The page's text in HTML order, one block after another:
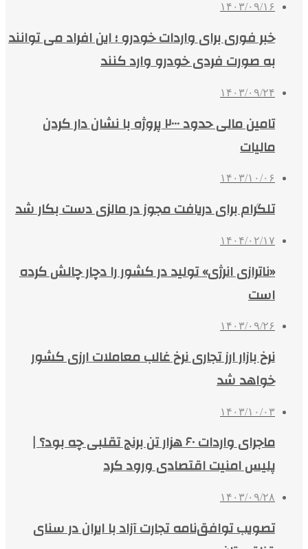
۱۴۰۳/۰۹/۱۶
خبر فوری برای واردات خودرو ؛ این افراد می توانند
به صورت فردی خودرو وارد کنند
۱۴۰۳/۰۹/۲۴
تامین مالی حدود ۲۰۰۰ پروژه با نشان دار کردن
مالیات
۱۴۰۳/۱۰/۰۶
تلگرام برای دریافت مجوز در مالزی دست بکار شد
۱۴۰۴/۰۲/۱۷
«ناترازی انرژی» تولید در کشور را دچار چالش کرده
است
۱۴۰۳/۰۹/۲۶
نرخ بازار ارز تجاری نرخ غالب معاملات ارزی کشور
خواهد شد
۱۴۰۳/۱۰/۰۳
ماجرای واردات ۶۰ هزار تن برنج تقلبی چه بود؟ |
پلیس امنیت اقتصادی ورود کرد
۱۴۰۳/۰۹/۲۸
تصویب توافق‌نامه تجارت آزاد با ایران در سنای